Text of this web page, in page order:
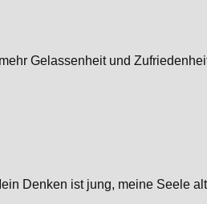
Gelassenheit und
Denken ist jung, meine Seele